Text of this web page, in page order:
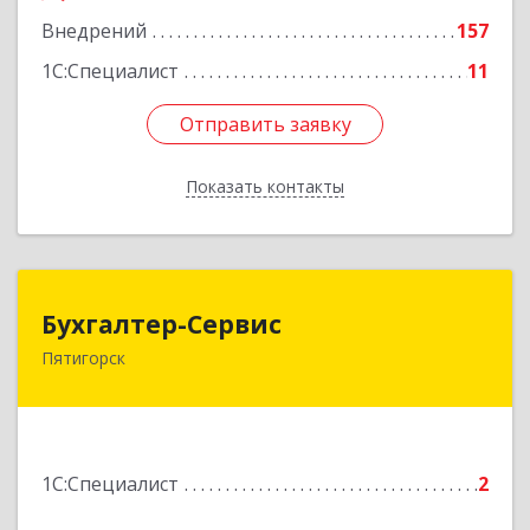
Внедрений
157
1С:Специалист
11
Отправить заявку
Показать контакты
Отправить заявку
Назад
Бухгалтер-Сервис
Пятигорск
1С:Специалист 2
357500, Ставропольский край, Пятигорск г,